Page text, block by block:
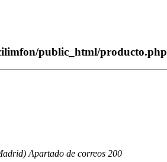
public_html/producto.php
Apartado de correos 200